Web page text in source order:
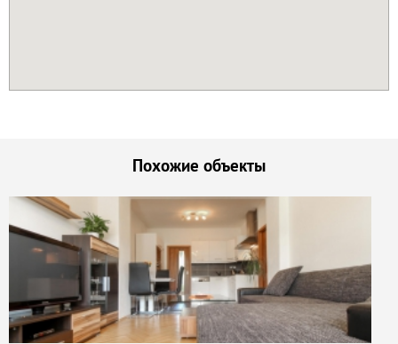
Похожие объекты